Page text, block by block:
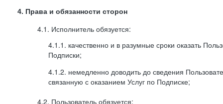
4. Права и обязанности сторон
4.1. Исполнитель обязуется:
4.1.1. качественно и в разумные сроки оказать
Подписки;
4.1.2. немедленно доводить до сведения
связанную с оказанием Услуг по Подписке;
4.2. Пользователь обязуется: